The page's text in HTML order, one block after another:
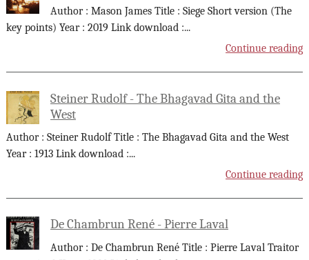
Author : Mason James Title : Siege Short version (The
key points) Year : 2019 Link download :...
Continue reading
Steiner Rudolf - The Bhagavad Gita and the
West
Author : Steiner Rudolf Title : The Bhagavad Gita and the West
Year : 1913 Link download :...
Continue reading
De Chambrun René - Pierre Laval
Author : De Chambrun René Title : Pierre Laval Traitor